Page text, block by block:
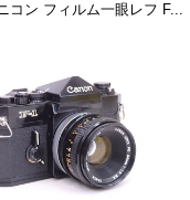
コン フィルム一眼レフ F...